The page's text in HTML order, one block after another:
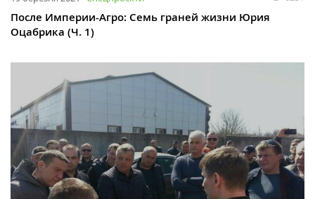
После Империи-Агро: Семь граней жизни Юрия
Оцабрика (Ч. 1)